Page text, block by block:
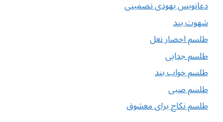
دعانویس یهودی تضمینی
شهوت بند
طلسم احضار نعل
طلسم جدایی
طلسم خواب بند
طلسم صبی
طلسم نکاح برای معشوق